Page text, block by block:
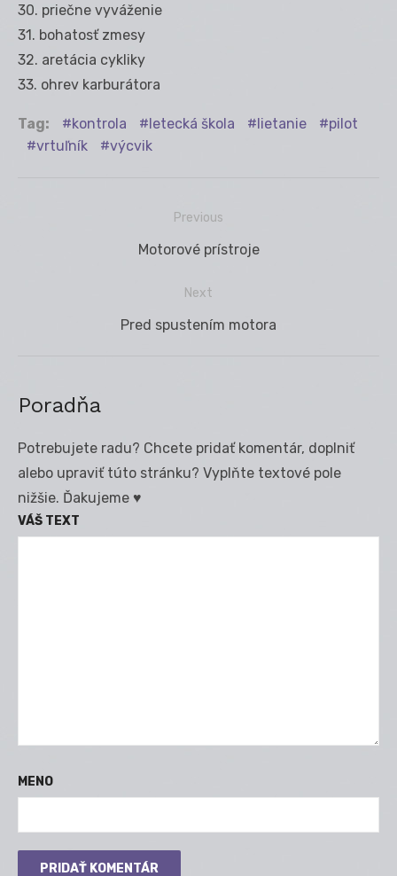
30. priečne vyváženie
31. bohatosť zmesy
32. aretácia cykliky
33. ohrev karburátora
Tag: kontrola letecká škola lietanie
pilot
vrtuľník
výcvik
Previous
Previous
Motorové prístroje
Next
Next
Pred spustením motora
Poradňa
Potrebujete radu? Chcete pridať komentár, doplniť
alebo upraviť túto stránku? Vyplňte textové pole
nižšie. Ďakujeme ♥
VÁŠ TEXT
MENO